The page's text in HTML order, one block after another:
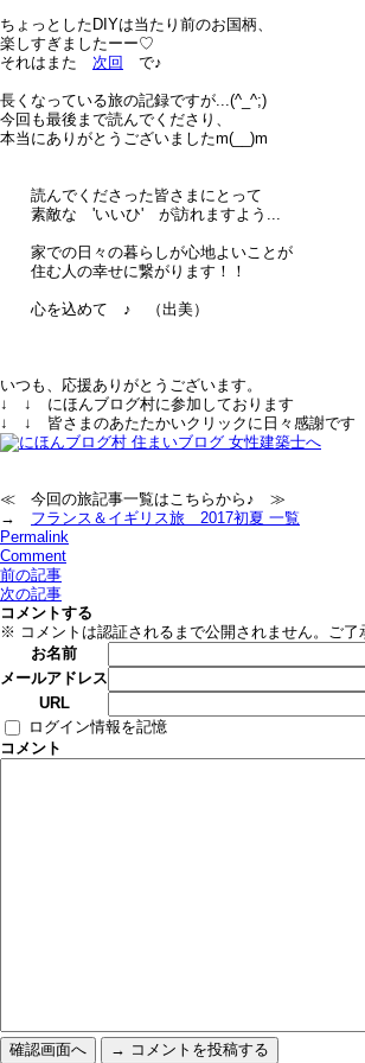
ちょっとしたDIYは当たり前のお国柄、
楽しすぎましたーー♡
それはまた 次回 で♪
長くなっている旅の記録ですが...(^_^;)
今回も最後まで読んでくださり、
本当にありがとうございましたm(__)m
読んでくださった皆さまにとって
素敵な 'いいひ' が訪れますよう...
家での日々の暮らしが心地よいことが
住む人の幸せに繋がります！！
心を込めて ♪ （出美）
いつも、応援ありがとうございます。
↓ ↓ にほんブログ村に参加しております
↓ ↓ 皆さまのあたたかいクリックに日々感謝です
≪ 今回の旅記事一覧はこちらから♪ ≫
→ フランス＆イギリス旅＿2017初夏 一覧
Permalink
Comment
前の記事
次の記事
コメントする
※ コメントは認証されるまで公開されません。ご了
お名前
メールアドレス
URL
ログイン情報を記憶
コメント